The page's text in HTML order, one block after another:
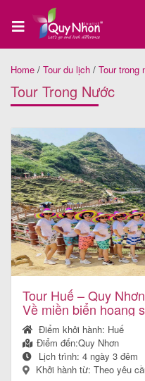
Trang
chủ
Tour
Quy
Nhơn
Tour
Phú
Yên
Tour
Home / Tour du lịch / Tour trong
Tour Trong Nước
Tour Huế – Quy
Về miền biển hoang
Điểm khởi hành: Huế
Điểm đến:Quy Nhơn
Lịch trình:4 ngày 3 đêm
Khởi hành từ: Theo yêu